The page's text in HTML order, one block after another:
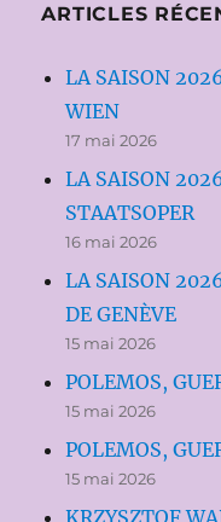
ARTICLES
LA SAISON
WIEN
17 mai 2026
LA SAISON
STAATSOPER
16 mai 2026
LA SAISON
DE GENÈVE
15 mai 2026
POLEMOS,
15 mai 2026
POLEMOS,
15 mai 2026
KRZYSZTOF